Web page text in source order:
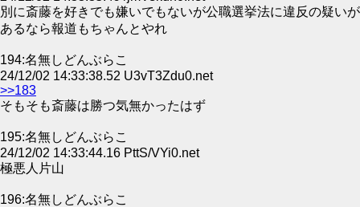
別に斎藤を好きでも嫌いでもないが公職選挙法に違反の疑いが
あるなら報道もちゃんとやれ
194:名無しどんぶらこ
24/12/02 14:33:38.52 U3vT3Zdu0.net
>>183
そもそも斎藤は勝つ気無かったはず
195:名無しどんぶらこ
24/12/02 14:33:44.16 PttS/VYi0.net
極悪人片山
196:名無しどんぶらこ